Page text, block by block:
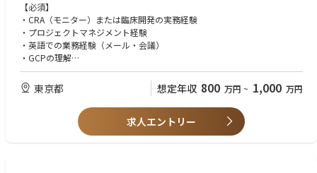
【能力 / Skill-set】
＜必須 / Mandatory＞
•Apply appropriate study design & analytical methods to observational
/ Epidemiological / pragmatic interventional studies to combine busines
•Lead the interpretation of the scientific data, the translation to the appr
•Take a leadership in analyzing medical evidence gap, spotting opportu
【必須】
・CRA（モニター）または臨床開発の実務経験
・プロジェクトマネジメント経験
・英語での業務経験（メール・会議）
・GCPの理解
・社内外の関係者との調整経験
・リスクマネジメントに強みを有すること
・開発企画・R&D企画の経験
・予算の策定・管理経験
東京都 想定年収 800 万円 ~ 1,000 万円
求人エントリー